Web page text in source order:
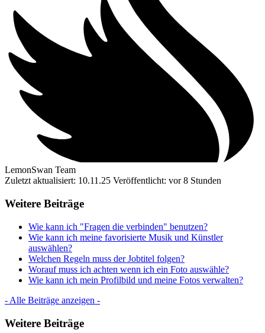
LemonSwan Team
Zuletzt aktualisiert: 10.11.25 Veröffentlicht: vor 8 Stunden
Weitere Beiträge
Wie kann ich "Fragen die verbinden" benutzen?
Wie kann ich meine favorisierte Musik und Künstler
auswählen?
Welchen Regeln muss der Jobtitel folgen?
Worauf muss ich achten wenn ich ein Foto auswähle?
Wie kann ich mein Profilbild und meine Fotos verwalten?
- Alle Beiträge anzeigen -
Weitere Beiträge